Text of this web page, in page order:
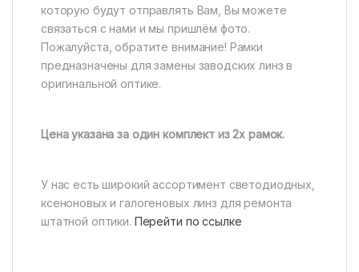
которую будут отправлять Вам, Вы можете
связаться с нами и мы пришлём фото.
Пожалуйста, обратите внимание! Рамки
предназначены для замены заводских линз в
оригинальной оптике.
Цена указана за один комплект из 2х рамок.
У нас есть широкий ассортимент светодиодных,
ксеноновых и галогеновых линз для ремонта
штатной оптики. Перейти по ссылке